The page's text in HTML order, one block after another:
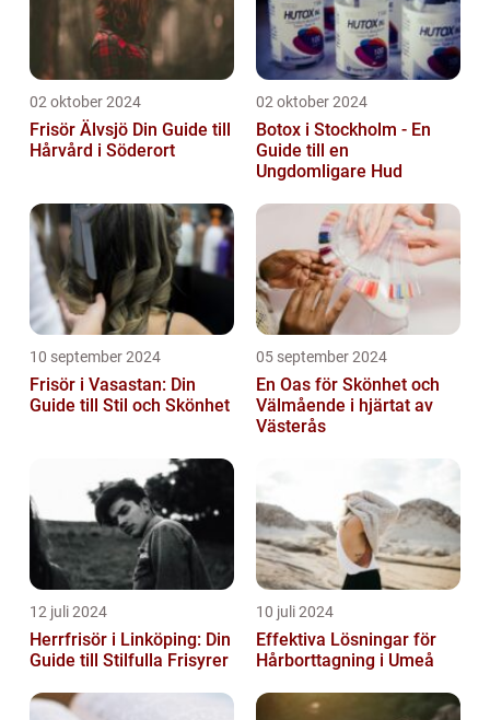
02 oktober 2024
Frisör Älvsjö Din Guide till
Hårvård i Söderort
02 oktober 2024
Botox i Stockholm - En
Guide till en
Ungdomligare Hud
10 september 2024
Frisör i Vasastan: Din
Guide till Stil och Skönhet
05 september 2024
En Oas för Skönhet och
Välmående i hjärtat av
Västerås
12 juli 2024
Herrfrisör i Linköping: Din
Guide till Stilfulla Frisyrer
10 juli 2024
Effektiva Lösningar för
Hårborttagning i Umeå